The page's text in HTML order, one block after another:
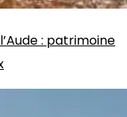
: patrimoine